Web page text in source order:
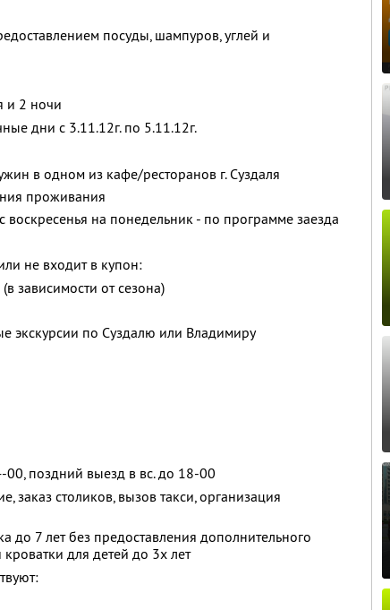
посуды, шампуров, углей и
и 2 ночи
дни с 3.11.12г. по 5.11.12г.
в одном из кафе/ресторанов г. Суздаля
проживания
на понедельник - по программе заезда
не входит в купон:
зависимости от сезона)
экскурсии по Суздалю или Владимиру
00, поздний выезд в вс. до 18-00
заказ столиков, вызов такси, организация
до 7 лет без предоставления дополнительного
для детей до 3х лет